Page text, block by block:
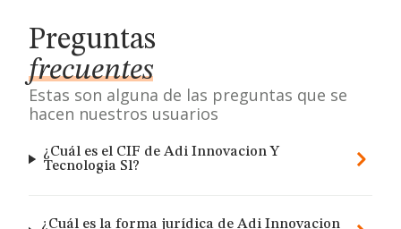
Preguntas
frecuentes
Estas son alguna de las preguntas que se
hacen nuestros usuarios
¿Cuál es el CIF de Adi Innovacion Y
Tecnologia Sl?
¿Cuál es la forma jurídica de Adi Innovacion